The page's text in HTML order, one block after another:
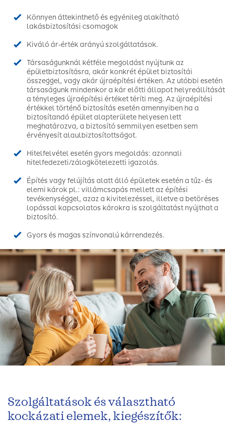
Könnyen áttekinthető és egyénileg alakítható
lakásbiztosítási csomagok
Kiváló ár-érték arányú szolgáltatások.
Társaságunknál kétféle megoldást nyújtunk az
épületbiztosításra, akár konkrét épület biztosítái
összeggel, vagy akár újraépítési értéken. Az utóbbi esetén
társaságunk mindenkor a kár előtti állapot helyreállítását
a tényleges újraépítési értéket téríti meg. Az újraépítési
értékkel történő biztosítás esetén amennyiben ha a
biztosítandó épület alapterülete helyesen lett
meghatározva, a biztosító semmilyen esetben sem
érvényesít alaulbiztosítottságot.
Hitelfelvétel esetén gyors megoldás: azonnali
hitelfedezeti/zálogkötelezetti igazolás.
Építés vagy felújítás alatt álló épületek esetén a tűz- és
elemi károk pl.: villámcsapás mellett az építési
tevékenységgel, azaz a kivitelezéssel, illetve a betöréses
lopással kapcsolatos károkra is szolgáltatást nyújthat a
biztosító.
Gyors és magas színvonalú kárrendezés.
Szolgáltatások és választható
kockázati elemek, kiegészítők: